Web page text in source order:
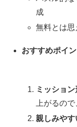
成
無料とは
おすすめポイン
ミッショ
上がるの
親しみや